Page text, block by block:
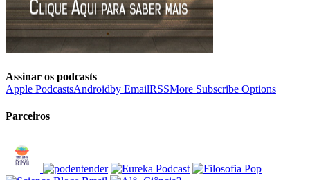
Assinar os podcasts
Apple PodcastsAndroidby EmailRSSMore Subscribe Options
Parceiros